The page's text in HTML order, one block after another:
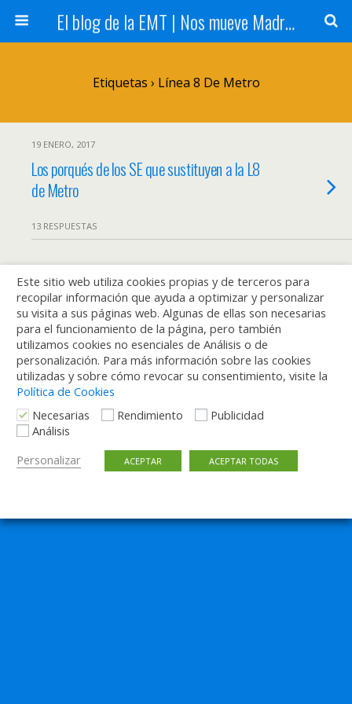
El blog de la EMT | Nos mueve Madrid
Etiquetas › Línea 8 De Metro
19 ENERO, 2017
Los porqués de los SE que sustituyen a la L8
de Metro
13 RESPUESTAS
Volver arriba
Móvil Escritorio
Este sitio web utiliza cookies propias y de terceros para
recopilar información que ayuda a optimizar y personalizar
su visita a sus páginas web. Algunas de ellas son necesarias
para el funcionamiento de la página, pero también
utilizamos cookies no esenciales de Análisis o de
personalización. Para más información sobre las cookies
utilizadas y sobre cómo revocar su consentimiento, visite la
Política de Cookies
Necesarias
Rendimiento
Publicidad
Análisis
Personalizar
ACEPTAR ACEPTAR TODAS